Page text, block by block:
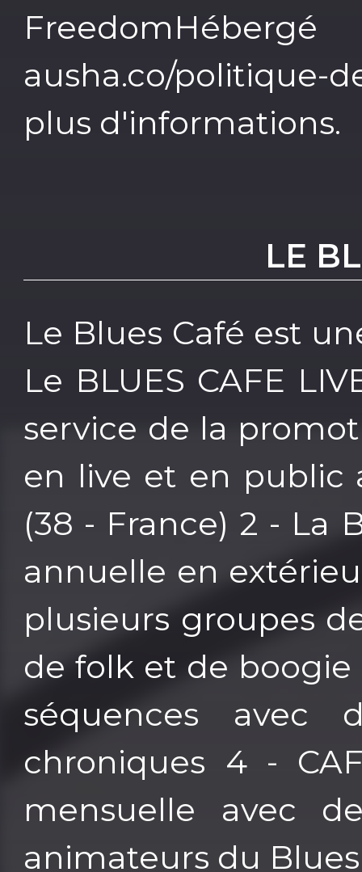
ausha.co/
plus d'informations.
LE
Le Blues Café est
Le BLUES CAFE
service de la
en live et en public
(38 - France) 2 - La
annuelle en
plusieurs groupes
de folk et de boogie
séquences avec
chroniques 4 -
mensuelle avec
animateurs du